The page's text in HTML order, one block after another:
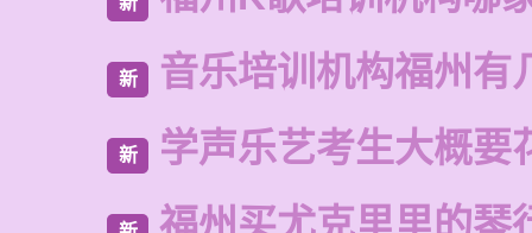
新 音乐培训机构福州有
新 学声乐艺考生大概要
福州买尤克里里的琴